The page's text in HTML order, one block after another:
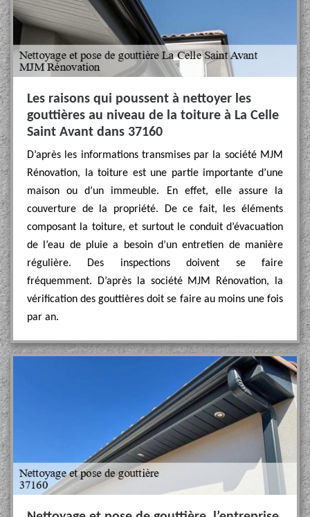
Les raisons qui poussent à nettoyer les
gouttières au niveau de la toiture à La Celle
Saint Avant dans 37160
D’après les informations transmises par la société MJM
Rénovation, la toiture est une partie importante d’une
maison ou d’un immeuble. En effet, elle assure la
couverture de la propriété. De ce fait, les éléments
composant la toiture, et surtout le conduit d’évacuation
de l’eau de pluie a besoin d’un entretien de manière
régulière. Des inspections doivent se faire
fréquemment. D’après la société MJM Rénovation, la
vérification des gouttières doit se faire au moins une fois
par an.